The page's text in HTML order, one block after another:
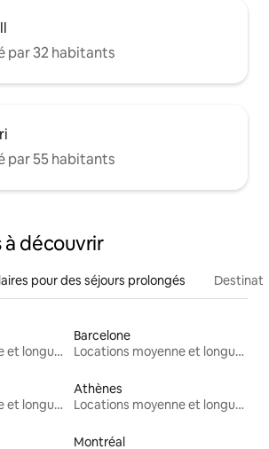
par 32 habitants
par 55 habitants
découvrir
pour des séjours prolongés
Locations moyenne et longue durée
Barcelone
Locations moyenne et longue durée
Locations moyenne et longue durée
Athènes
Locations moyenne et longue durée
Montréal